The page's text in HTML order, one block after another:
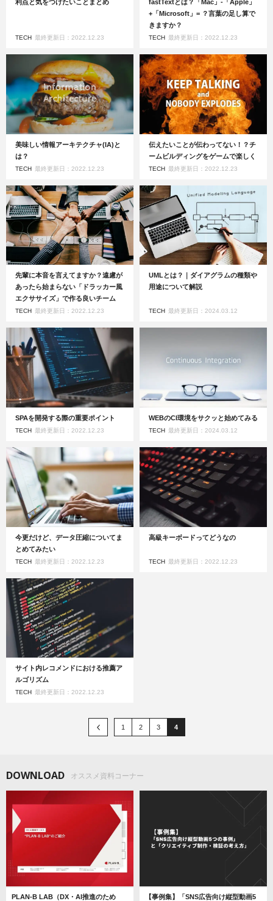
利点と気をつけたいことまとめ
TECH 最終更新日：2022.12.23
fastTextとは？「Mac」-「Apple」
+「Microsoft」= ？言葉の足し算で
きますか？
TECH 最終更新日：2022.12.23
美味しい情報アーキテクチャ(IA)と
は？
TECH 最終更新日：2022.12.23
伝えたいことが伝わってない！？チ
ームビルディングをゲームで楽しく
TECH 最終更新日：2022.12.23
先輩に本音を言えてますか？遠慮が
あったら始まらない「ドラッカー風
エクササイズ」で作る良いチーム
TECH 最終更新日：2022.12.23
UMLとは？｜ダイアグラムの種類や
用途について解説
TECH 最終更新日：2024.03.12
SPAを開発する際の重要ポイント
TECH 最終更新日：2022.12.23
WEBのCI環境をサクッと始めてみる
TECH 最終更新日：2024.03.12
今更だけど、データ圧縮についてま
とめてみたい
TECH 最終更新日：2022.12.23
高級キーボードってどうなの
TECH 最終更新日：2022.12.23
サイト内レコメンドにおける推薦ア
ルゴリズム
TECH 最終更新日：2022.12.23
1 2 3 4
DOWNLOAD オススメ資料コーナー
PLAN-B LAB（DX・AI推進のため
【事例集】「SNS広告向け縦型動画5